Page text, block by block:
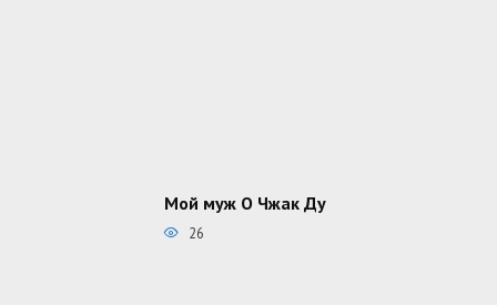
Мой муж О Чжак Ду
26